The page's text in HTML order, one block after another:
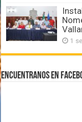
1
Encuentranos en